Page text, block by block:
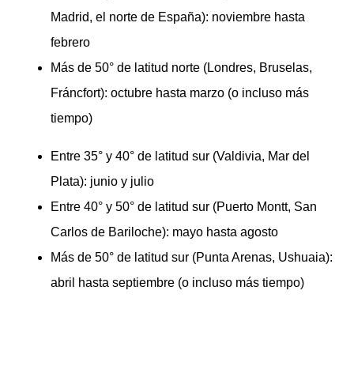
Madrid, el norte de España): noviembre hasta
febrero
Más de 50° de latitud norte (Londres, Bruselas,
Fráncfort): octubre hasta marzo (o incluso más
tiempo)
Entre 35° y 40° de latitud sur (Valdivia, Mar del
Plata): junio y julio
Entre 40° y 50° de latitud sur (Puerto Montt, San
Carlos de Bariloche): mayo hasta agosto
Más de 50° de latitud sur (Punta Arenas, Ushuaia):
abril hasta septiembre (o incluso más tiempo)